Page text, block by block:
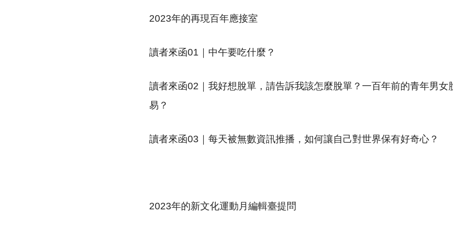
2023年的再現百年應接室
讀者來函01｜中午要吃什麼？
讀者來函02｜我好想脫單，請告訴我該怎麼脫單？一百年前的青年男女
易？
讀者來函03｜每天被無數資訊推播，如何讓自己對世界保有好奇心？
2023年的新文化運動月編輯臺提問